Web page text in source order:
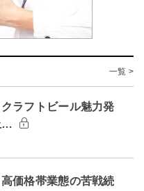
一覧 >
ラフトビール魅力発
…
価格帯業態の苦戦続